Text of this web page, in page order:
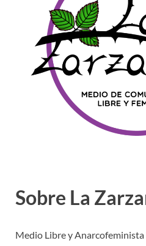
Sobre La
Medio Libre y Anarcofeminista